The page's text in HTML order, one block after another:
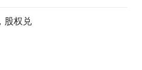
股权兑